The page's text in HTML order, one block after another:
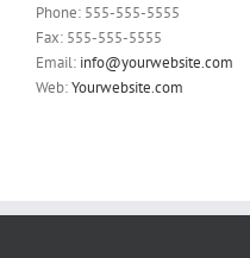
Phone: 555-555-5555
Fax: 555-555-5555
Email: info@yourwebsite.com
Web:Yourwebsite.com